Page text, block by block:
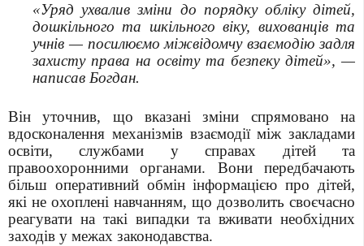
«Уряд ухвалив зміни до порядку обліку дітей,
дошкільного та шкільного віку, вихованців та
учнів — посилюємо міжвідомчу взаємодію задля
захисту права на освіту та безпеку дітей», —
написав Богдан.
Він уточнив, що вказані зміни спрямовано на
вдосконалення механізмів взаємодії між закладами
освіти, службами у справах дітей та
правоохоронними органами. Вони передбачають
більш оперативний обмін інформацією про дітей,
які не охоплені навчанням, що дозволить своєчасно
реагувати на такі випадки та вживати необхідних
заходів у межах законодавства.